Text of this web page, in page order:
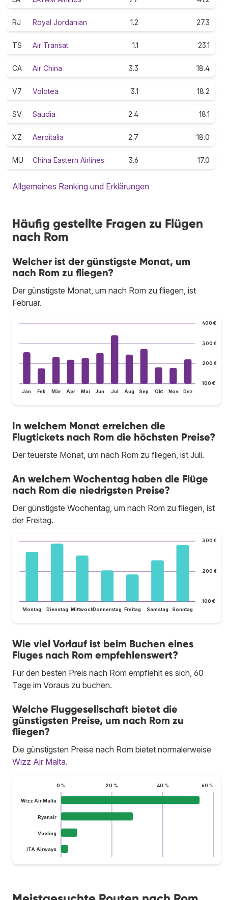
RJ Royal Jordanian 1.2 27.3
TS Air Transat 1.1 23.1
CA Air China 3.3 18.4
V7 Volotea 3.1 18.2
SV Saudia 2.4 18.1
XZ Aeroitalia 2.7 18.0
MU China Eastern Airlines 3.6 17.0
Allgemeines Ranking und Erklärungen
Häufig gestellte Fragen zu Flügen
nach Rom
Welcher ist der günstigste Monat, um
nach Rom zu fliegen?
Der günstigste Monat, um nach Rom zu fliegen, ist
Februar.
100 €
200 €
300 €
400 €
Jan Feb Mär Apr Mai Jun Jul Aug Sep Okt Nov Dez
In welchem Monat erreichen die
Flugtickets nach Rom die höchsten Preise?
Der teuerste Monat, um nach Rom zu fliegen, ist Juli.
An welchem Wochentag haben die Flüge
nach Rom die niedrigsten Preise?
Der günstigste Wochentag, um nach Rom zu fliegen, ist
der Freitag.
100 €
200 €
300 €
Montag Dienstag MittwochDonnerstag Freitag Samstag Sonntag
Wie viel Vorlauf ist beim Buchen eines
Fluges nach Rom empfehlenswert?
Für den besten Preis nach Rom empfiehlt es sich, 60
Tage im Voraus zu buchen.
Welche Fluggesellschaft bietet die
günstigsten Preise, um nach Rom zu
fliegen?
Die günstigsten Preise nach Rom bietet normalerweise
Wizz Air Malta.
0 % 20 % 40 % 60 %
Wizz Air Malta
Ryanair
Vueling
ITA Airways